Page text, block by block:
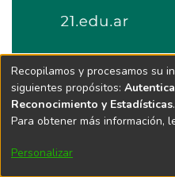
Recopilamos y procesamos su
siguientes propósitos:
Reconocimiento y Estadísticas.
Para obtener más información,
Personalizar